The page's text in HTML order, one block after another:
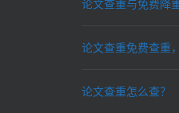
论文查重怎么查？